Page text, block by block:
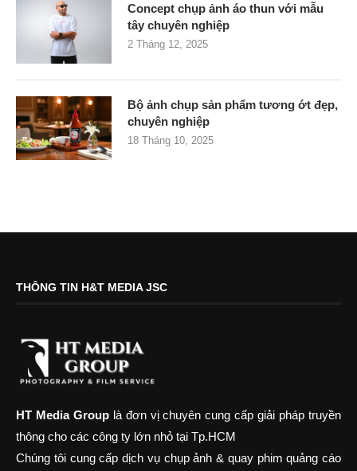
Concept chụp ảnh áo thun với mẫu
tây chuyên nghiệp
2 Tháng 12, 2025
Bộ ảnh chụp sản phẩm tương ớt đẹp,
chuyên nghiệp
18 Tháng 10, 2025
THÔNG TIN H&T MEDIA JSC
HT Media Grouplà đơn vị chuyên cung cấp giải pháp truyền
thông cho các công ty lớn nhỏ tại Tp.HCM
Chúng tôi cung cấp dịch vụ chụp ảnh & quay phim quảng cáo